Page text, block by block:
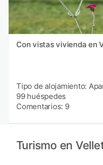
Con vistas vivienda en
Tipo de alojamiento:
99 huéspedes
Comentarios: 9
Turismo en